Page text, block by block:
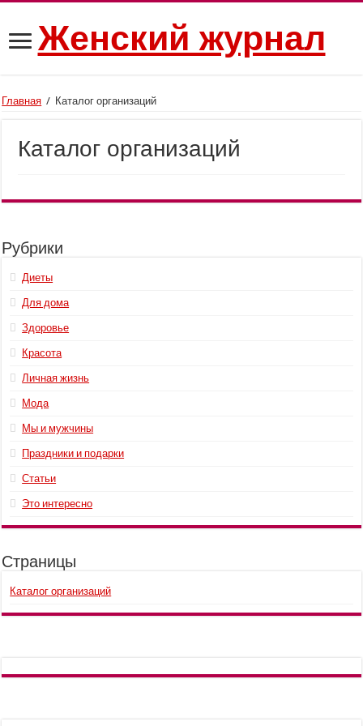
Женский журнал
Главная / Каталог организаций
Каталог организаций
Рубрики
Диеты
Для дома
Здоровье
Красота
Личная жизнь
Мода
Мы и мужчины
Праздники и подарки
Статьи
Это интересно
Страницы
Каталог организаций